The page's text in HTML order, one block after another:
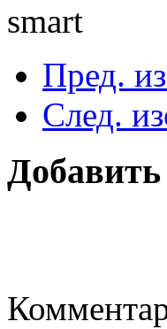
smart
Пред.
След.